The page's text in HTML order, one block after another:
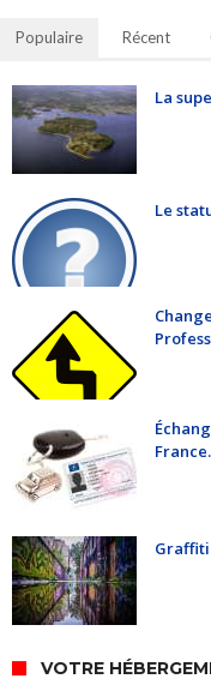
Populaire Récent
La
Le
France.
Graffiti
VOTRE